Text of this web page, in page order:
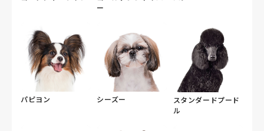
ー
パピヨン シーズー
スタンダードプード
ル